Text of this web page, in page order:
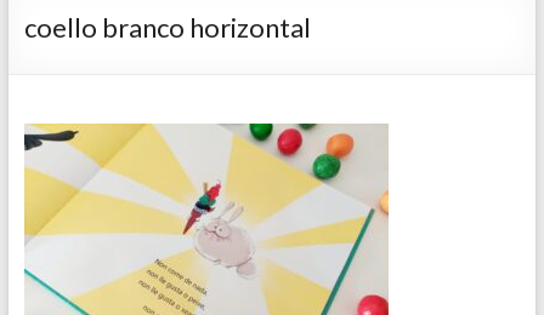
coello branco horizontal